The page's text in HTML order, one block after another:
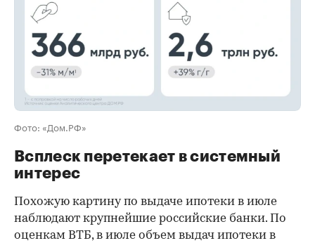
Фото: «Дом.РФ»
Всплеск перетекает в системный
интерес
Похожую картину по выдаче ипотеки в июле
наблюдают крупнейшие российские банки. По
оценкам ВТБ, в июле объем выдач ипотеки в